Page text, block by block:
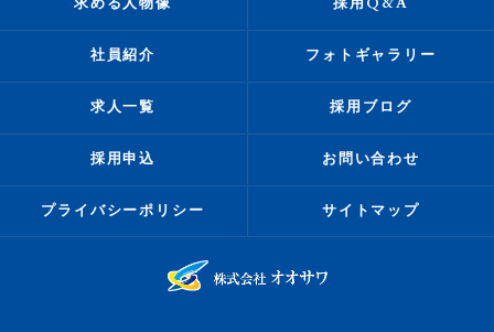
社員紹介 フォトギャラリー
求人一覧 採用ブログ
採用申込 お問い合わせ
プライバシーポリシー サイトマップ